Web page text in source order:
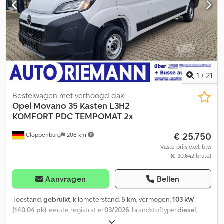
1 / 21
Cloppenburg 206 km
Bestelwagen met verhoogd dak
Opel Movano 35 Kasten L3H2
KOMFORT PDC TEMPOMAT 2x
€ 25.750
Vaste prijs excl. btw
(€ 30.642 bruto)
Aanvragen Bellen
Toestand:gebruikt, kilometerstand: 5 km, vermogen:103 kW
(140,04 pk), eerste registratie:03/2026, brandstoftype:diesel,
, maximaal laadgewicht: